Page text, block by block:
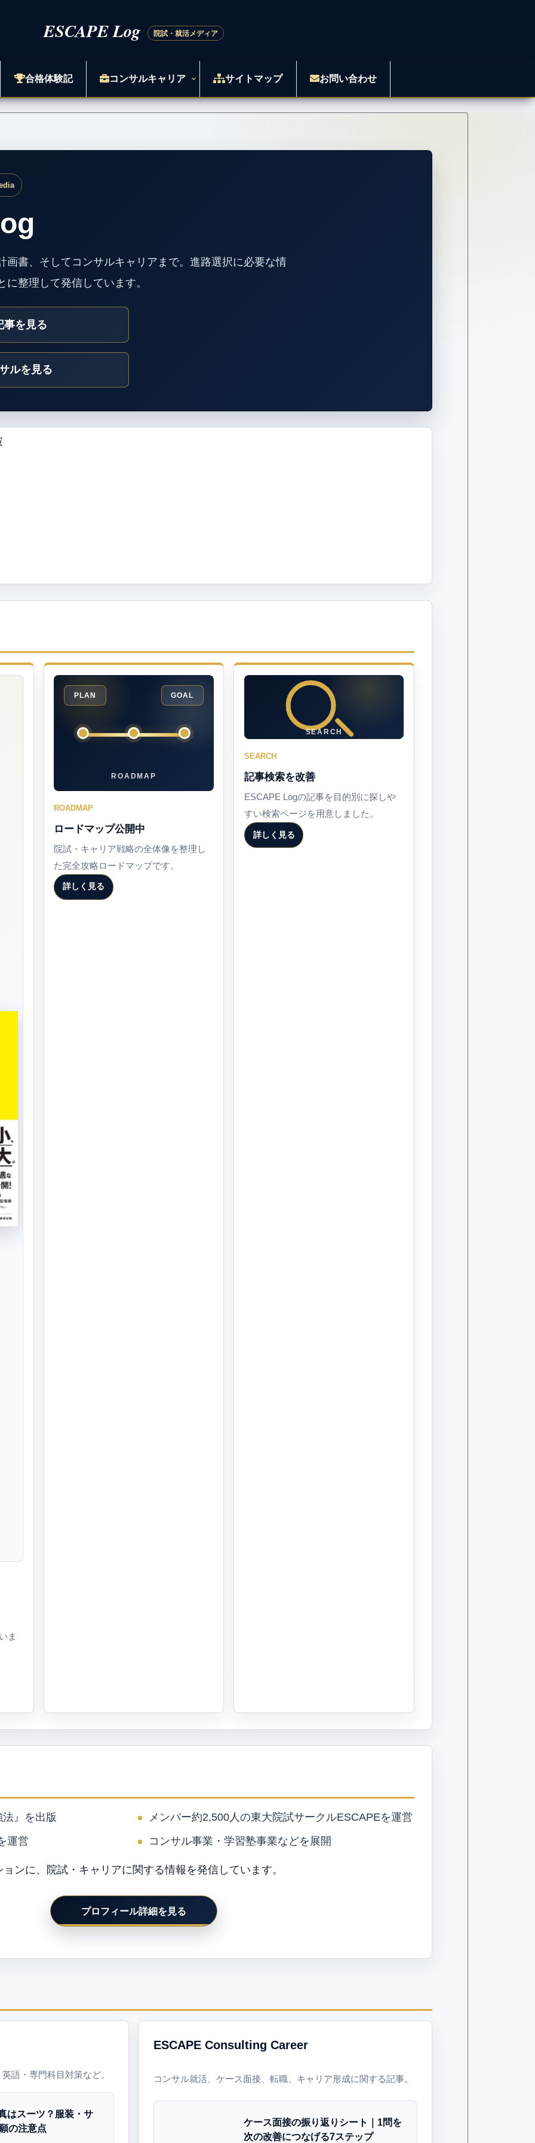
合格体験記 コンサルキャリア サイトマップ お問い合わせ
画書、そしてコンサルキャリアまで。進路選択に必要な情
整理して発信しています。
事を見る
ルを見る
ま
PLAN GOAL
ROADMAP
ROADMAP
ロードマップ公開中
院試・キャリア戦略の全体像を整理し
た完全攻略ロードマップです。
詳しく見る
SEARCH
SEARCH
記事検索を改善
ESCAPE Logの記事を目的別に探しや
すい検索ページを用意しました。
詳しく見る
』を出版 メンバー約2,500人の東大院試サークルESCAPEを運営
運営 コンサル事業・学習塾事業などを展開
ンに、院試・キャリアに関する情報を発信しています。
プロフィール詳細を見る
語・専門科目対策など。
はスーツ？服装・サ
の注意点
ESCAPE Consulting Career
コンサル就活、ケース面接、転職、キャリア形成に関する記事。
ケース面接の振り返りシート｜1問を
次の改善につなげる7ステップ